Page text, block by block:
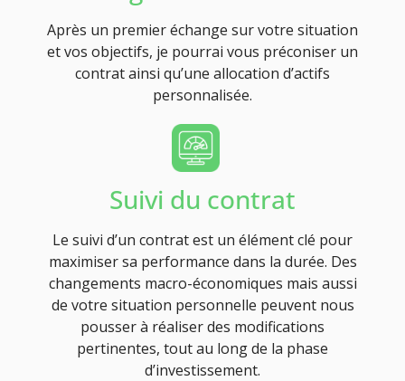
Après un premier échange sur votre situation
et vos objectifs, je pourrai vous préconiser un
contrat ainsi qu’une allocation d’actifs
personnalisée.
Suivi du contrat
Le suivi d’un contrat est un élément clé pour
maximiser sa performance dans la durée. Des
changements macro-économiques mais aussi
de votre situation personnelle peuvent nous
pousser à réaliser des modifications
pertinentes, tout au long de la phase
d’investissement.